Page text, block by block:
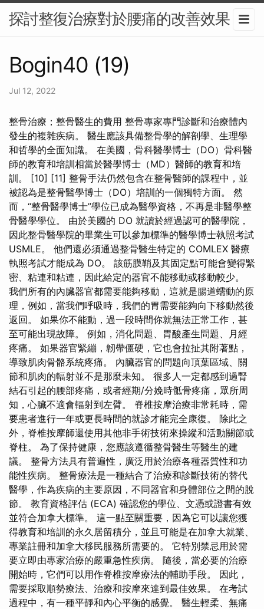
探討整復治療對於腰痛的改善效果
Bogin40 (19)
Jul 12, 2022
整骨治療；整骨醫生的費用 整骨專家專門診斷和治療體內
發生的複雜疾病。 醫生應該具備整骨學的解剖學、生理學
和哲學的全面知識。 在美國，骨科醫學博士（DO）骨科醫
師的教育和培訓相當於醫學博士（MD）醫師的教育和培
訓。 [10] [11] 整骨手法仍然包含在整骨醫師的課程中，並
被認為是整骨醫學博士（DO）培訓的一個獨特方面。 然
而，“整骨醫學博士”學位已成為醫學資格，不再是非醫學整
骨醫學學位。 由於美國的 DO 就讀於經過認可的醫學院，
因此整骨醫學院的畢業生可以參加標準的醫學博士執照考試
USMLE。 他們還必須通過整骨醫生特定的 COMLEX 醫療
執照考試才能成為 DO。 該筋膜鞘及其固定點可能會變得緊
密、粘連和粘連，因此給定的器官不能移動或移動較少。
我們所有的內臟器官都需要能夠移動，這就是腸道蠕動的原
理，例如，當我們呼吸時，我們的胃需要能夠向下移動然後
返回。 如果你不能動，過一段時間你就無法正常工作，甚
至可能出現故障。 例如，消化問題、胃酸產生問題、月經
疼痛。 如果器官緊繃，韌帶僵硬，它也會拉扯其附著點，
導致肌肉骨骼系統疼痛。 內臟器官的問題向頂葉區域、關
節和肌肉的輻射並不是那麼未知。 很多人一定都感到過腎
結石引起的腰部疼痛，或者經期/分娩時骶骨疼痛，眾所周
知，心臟不適會輻射到左臂。 脊椎按摩治療非常耗時，需
要患者進行一年或更長時間的就診才能完全康復。 除此之
外，脊椎按摩師還使用其他非手術技術來操縱和活動關節或
脊柱。 為了保持健康，您應該遵循整骨醫生等醫生的建
議。 整骨方法具有普遍性，廣泛用於治療各種器質性和功
能性疾病。 整骨療法是一種結合了治療和診斷技術的替代
醫學，作為疾病的主要原因，不同器官和身體部位之間的脫
節。 教育資格評估 (ECA) 確認您的學位、文憑或證書有效
並符合加拿大標準。 這一點至關重要，因為它可以讓您獲
得教育和培訓的永久居留積分，並且可能是在加拿大就業、
專業註冊和加拿大移民服務所需要的。 它特別禁忌用於需
要立即由專家治療的嚴重急性疾病。 隨後，當必要的治療
開始時，它們可以用作脊椎按摩療法的輔助手段。 因此，
需要採取順勢療法、治療和按摩來達到最佳效果。 在考試
過程中，有一種平靜和內心平衡的感覺。 醫生輕柔、無痛